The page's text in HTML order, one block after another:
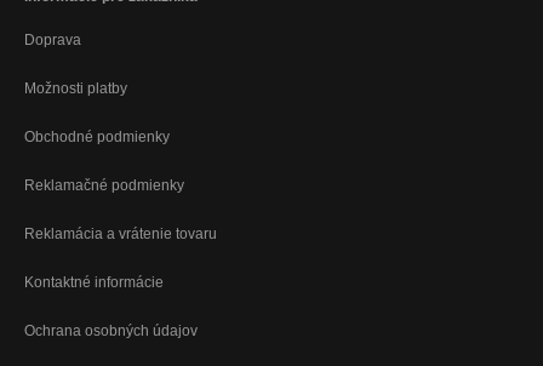
Doprava
Možnosti platby
Obchodné podmienky
Reklamačné podmienky
Reklamácia a vrátenie tovaru
Kontaktné informácie
Ochrana osobných údajov